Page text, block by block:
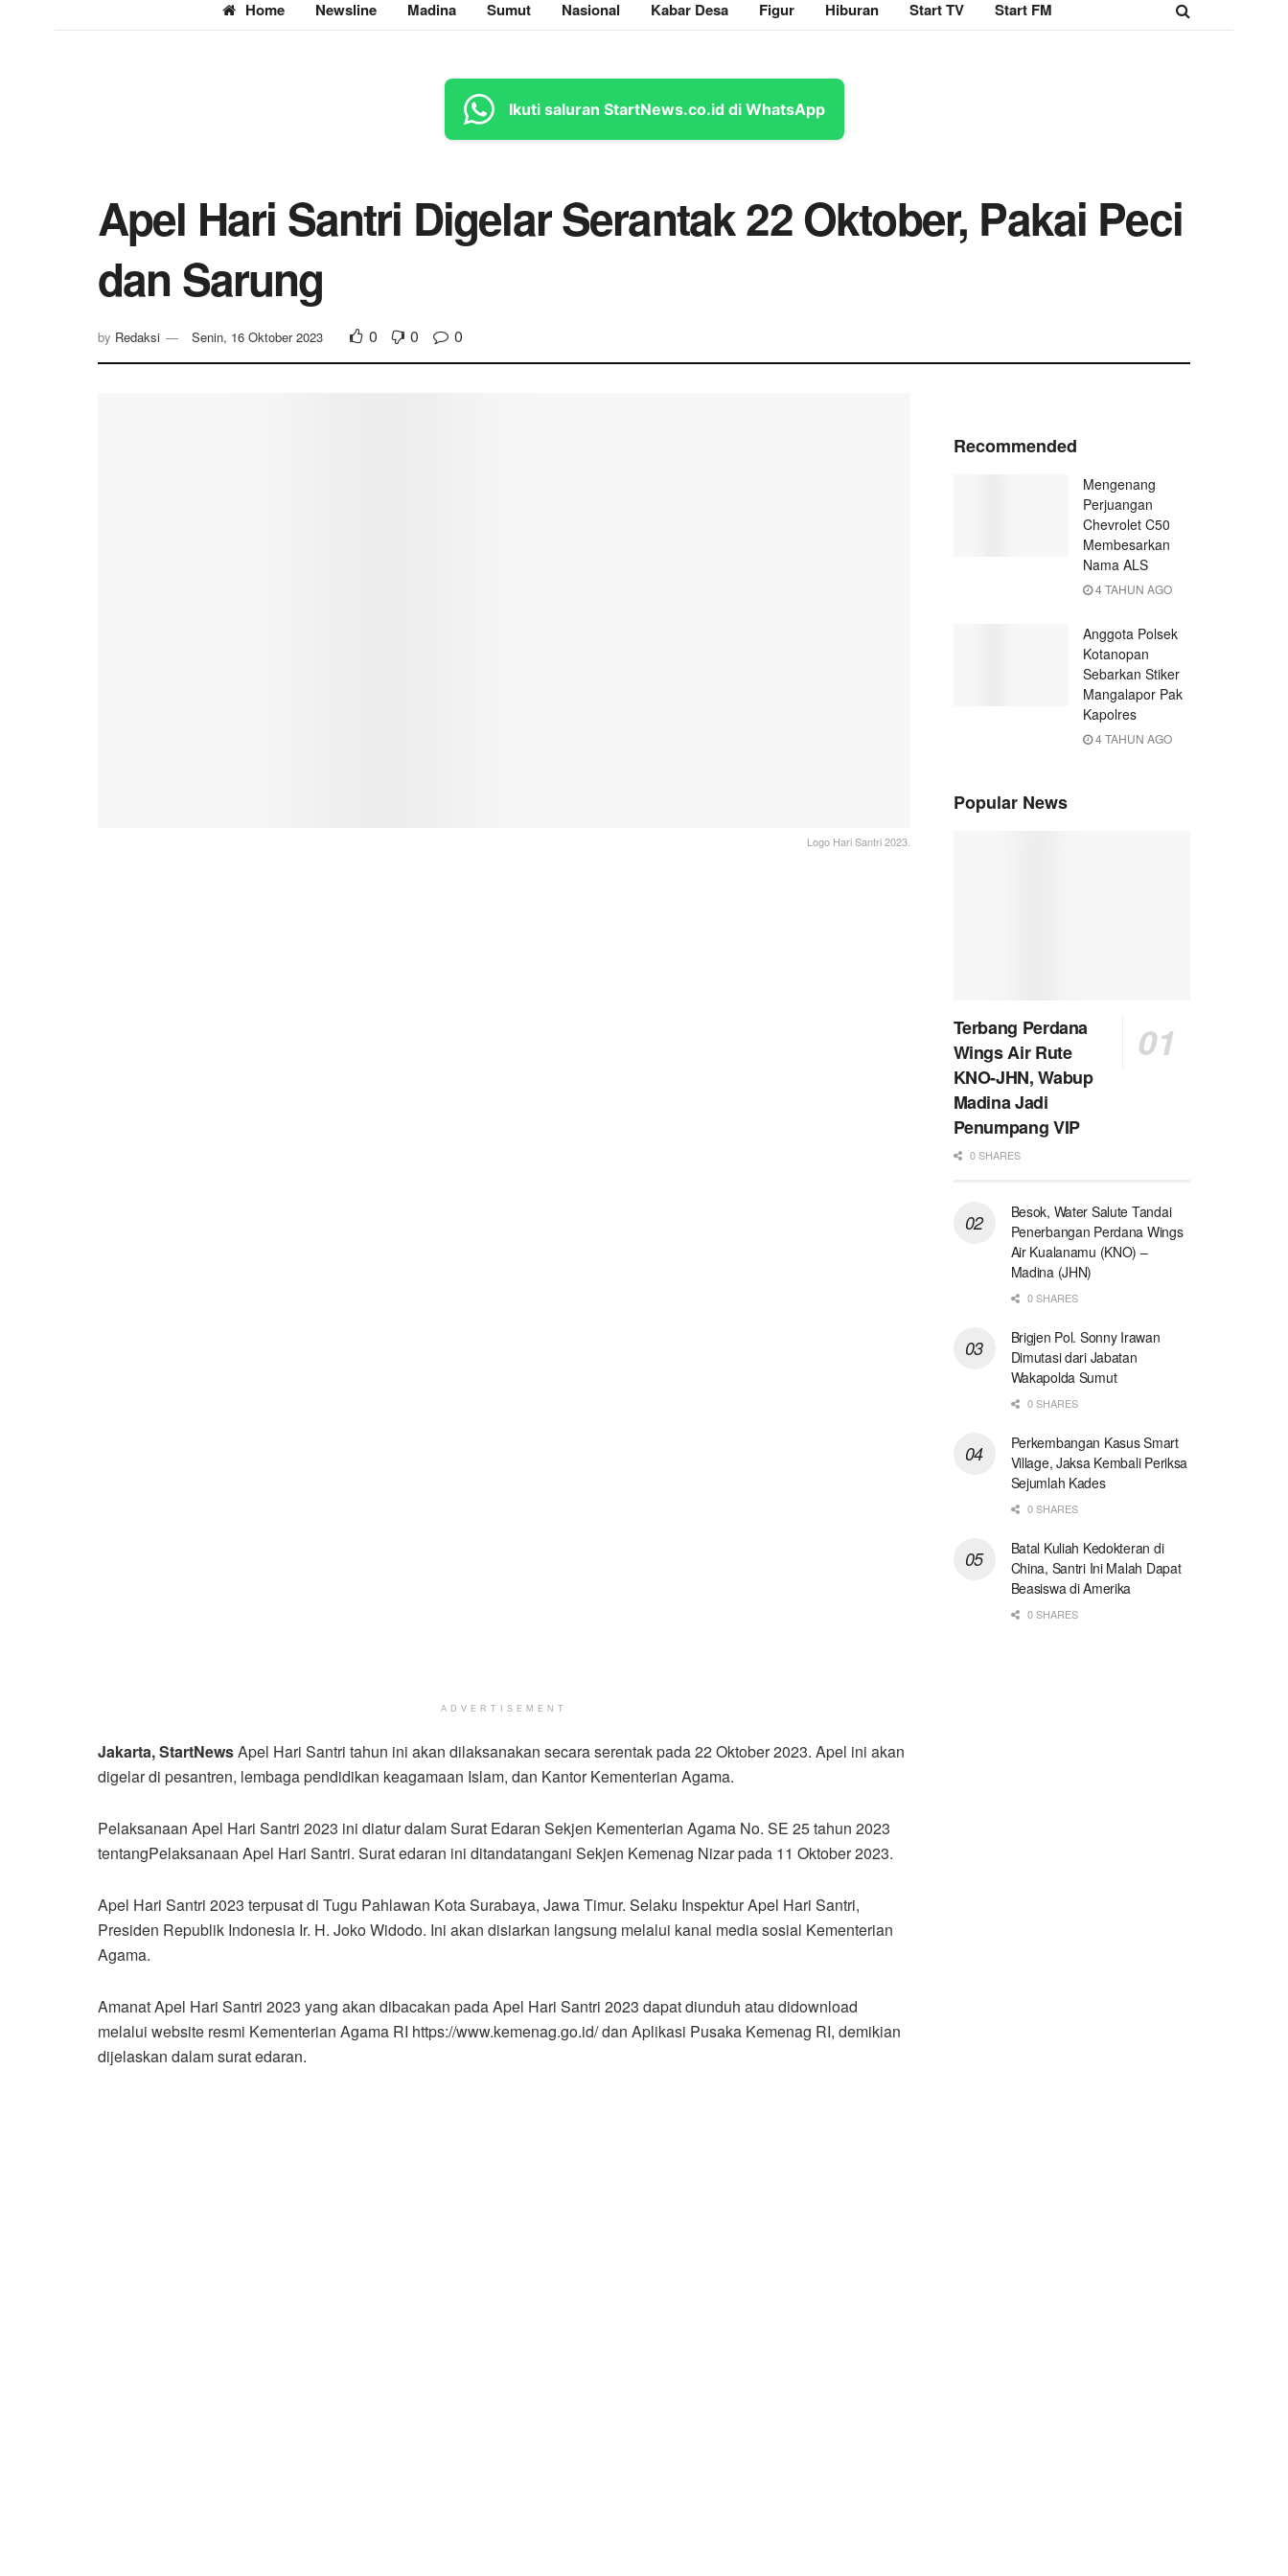
Home Newsline Madina Sumut Nasional Kabar Desa Figur Hiburan Start TV Start FM
Ikuti saluran StartNews.co.id di WhatsApp
Apel Hari Santri Digelar Serantak 22 Oktober, Pakai Peci
dan Sarung
by Redaksi Senin, 16 Oktober 2023 0 0 0
Logo Hari Santri 2023.
ADVERTISEMENT
Jakarta, StartNewsApel Hari Santri tahun ini akan dilaksanakan secara serentak pada 22 Oktober 2023. Apel ini akan
digelar di pesantren, lembaga pendidikan keagamaan Islam, dan Kantor Kementerian Agama.
Pelaksanaan Apel Hari Santri 2023 ini diatur dalam Surat Edaran Sekjen Kementerian Agama No. SE 25 tahun 2023
tentangPelaksanaan Apel Hari Santri. Surat edaran ini ditandatangani Sekjen Kemenag Nizar pada 11 Oktober 2023.
Apel Hari Santri 2023 terpusat di Tugu Pahlawan Kota Surabaya, Jawa Timur. Selaku Inspektur Apel Hari Santri,
Presiden Republik Indonesia Ir. H. Joko Widodo. Ini akan disiarkan langsung melalui kanal media sosial Kementerian
Agama.
Amanat Apel Hari Santri 2023 yang akan dibacakan pada Apel Hari Santri 2023 dapat diunduh atau didownload
melalui website resmi Kementerian Agama RI https://www.kemenag.go.id/ dan Aplikasi Pusaka Kemenag RI, demikian
dijelaskan dalam surat edaran.
Recommended
Mengenang
Perjuangan
Chevrolet C50
Membesarkan
Nama ALS
4 TAHUN AGO
Anggota Polsek
Kotanopan
Sebarkan Stiker
Mangalapor Pak
Kapolres
4 TAHUN AGO
Popular News
Terbang Perdana
Wings Air Rute
KNO-JHN, Wabup
Madina Jadi
Penumpang VIP
0 SHARES
Besok, Water Salute Tandai
Penerbangan Perdana Wings
Air Kualanamu (KNO) –
Madina (JHN)
0 SHARES
Brigjen Pol. Sonny Irawan
Dimutasi dari Jabatan
Wakapolda Sumut
0 SHARES
Perkembangan Kasus Smart
Village, Jaksa Kembali Periksa
Sejumlah Kades
0 SHARES
Batal Kuliah Kedokteran di
China, Santri Ini Malah Dapat
Beasiswa di Amerika
0 SHARES